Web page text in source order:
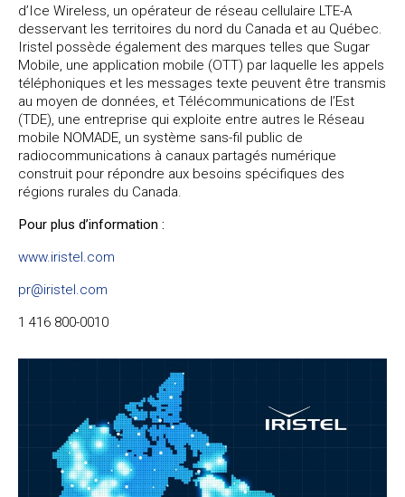
d’Ice Wireless, un opérateur de réseau cellulaire LTE-A
desservant les territoires du nord du Canada et au Québec.
Iristel possède également des marques telles que Sugar
Mobile, une application mobile (OTT) par laquelle les appels
téléphoniques et les messages texte peuvent être transmis
au moyen de données, et Télécommunications de l’Est
(TDE), une entreprise qui exploite entre autres le Réseau
mobile NOMADE, un système sans-fil public de
radiocommunications à canaux partagés numérique
construit pour répondre aux besoins spécifiques des
régions rurales du Canada.
Pour plus d’information :
www.iristel.com
pr@iristel.com
1 416 800-0010